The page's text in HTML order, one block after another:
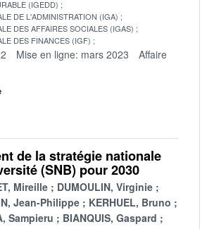
(IGEDD)
DE L'ADMINISTRATION (IGA)
DES AFFAIRES SOCIALES (IGAS)
DES FINANCES (IGF)
Mise en ligne: mars 2023
Affaire
de la stratégie nationale
(SNB) pour 2030
Mireille
DUMOULIN, Virginie
Jean-Philippe
KERHUEL, Bruno
Sampieru
BIANQUIS, Gaspard